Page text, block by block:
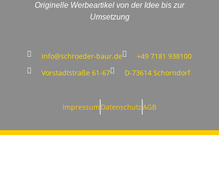
Originelle Werbeartikel von der Idee bis zur
Umsetzung
info@schroeder-baur.de
+49 7181 938100
Vorstadtstraße 61-67
D-73614 Schorndorf
Impressum DatenschutzAGB